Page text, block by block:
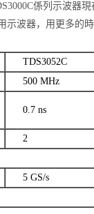
係列示波器現
波器，用更多的時
TDS3052C
500 MHz
0.7 ns
2
5 GS/s